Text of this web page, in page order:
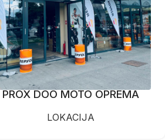
PROX DOO MOTO OPREMA
LOKACIJA